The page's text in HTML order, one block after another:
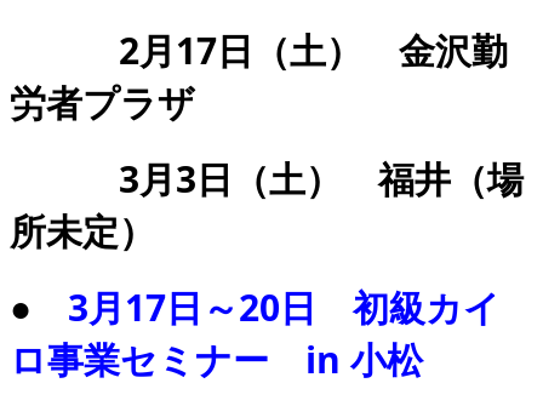
2月17日（土） 金沢勤
労者プラザ
3月3日（土） 福井（場
所未定）
● 3月17日～20日 初級カイ
ロ事業セミナー in 小松